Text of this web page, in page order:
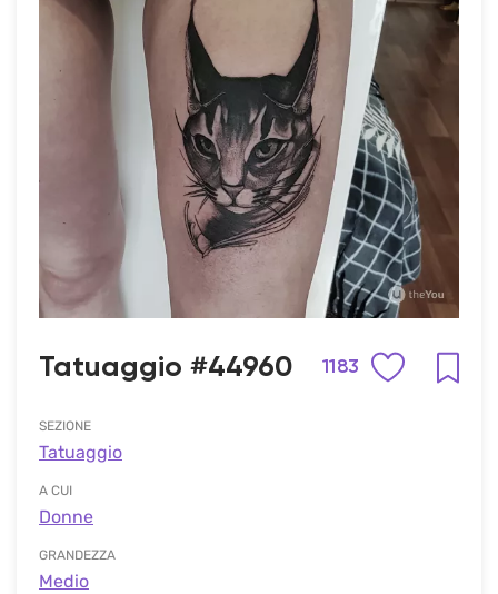
Tatuaggio #44960 1183
SEZIONE
Tatuaggio
A CUI
Donne
GRANDEZZA
Medio